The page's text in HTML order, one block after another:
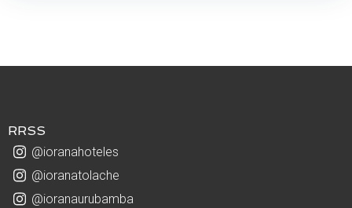
RRSS
@ioranahoteles
@ioranatolache
@ioranaurubamba